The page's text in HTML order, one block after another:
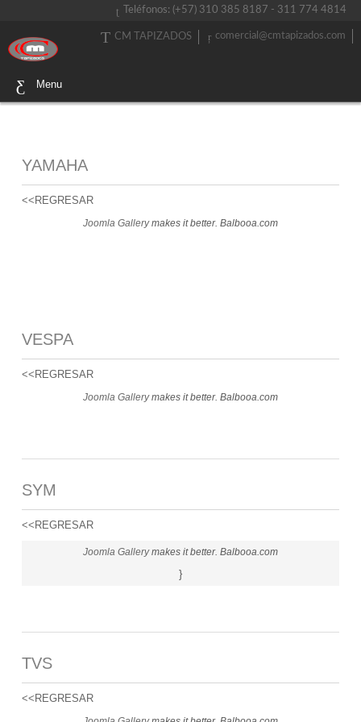
Teléfonos: (+57) 310 385 8187 - 311 774 4814
comercial@cmtapizados.com
CM TAPIZADOS
Menu
YAMAHA
<<REGRESAR
Joomla Gallerymakes it better. Balbooa.com
VESPA
<<REGRESAR
Joomla Gallerymakes it better. Balbooa.com
SYM
<<REGRESAR
Joomla Gallerymakes it better. Balbooa.com
}
TVS
<<REGRESAR